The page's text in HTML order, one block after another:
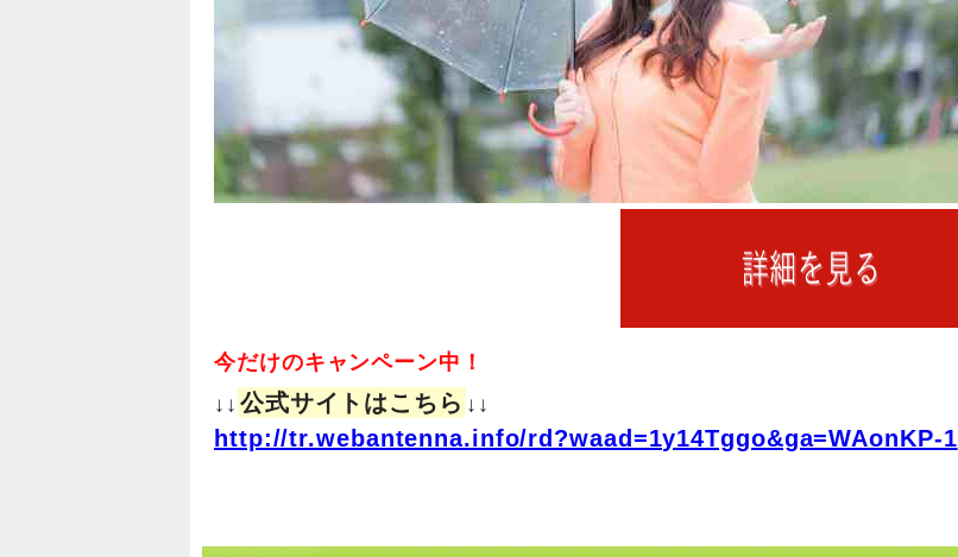
今だけのキャンペーン中！
↓↓ 公式サイトはこちら ↓↓
http://tr.webantenna.info/rd?waad=1y14Tggo&ga=WAonKP-1